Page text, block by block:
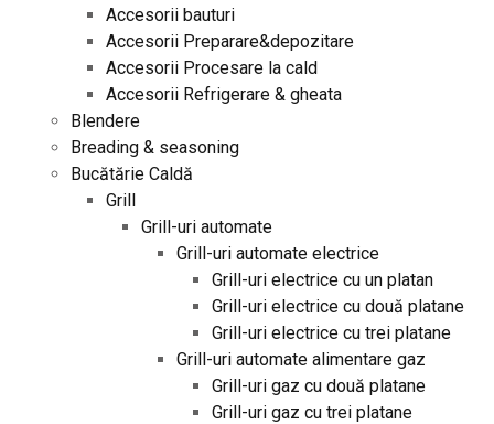
Accesorii bauturi
Accesorii Preparare&depozitare
Accesorii Procesare la cald
Accesorii Refrigerare & gheata
Blendere
Breading & seasoning
Bucătărie Caldă
Grill
Grill-uri automate
Grill-uri automate electrice
Grill-uri electrice cu un platan
Grill-uri electrice cu două platane
Grill-uri electrice cu trei platane
Grill-uri automate alimentare gaz
Grill-uri gaz cu două platane
Grill-uri gaz cu trei platane